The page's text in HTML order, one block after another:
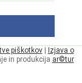
piškotkov|
Izjava o
in produkcija ar©tur